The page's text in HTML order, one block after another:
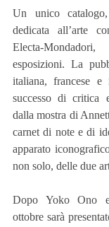
Un unico
dedicata all’arte
Electa-
esposizioni. La
italiana, francese e
successo di critica
dalla mostra di
carnet di note e di
apparato
non solo, delle due
Dopo Yoko Ono
ottobre sarà